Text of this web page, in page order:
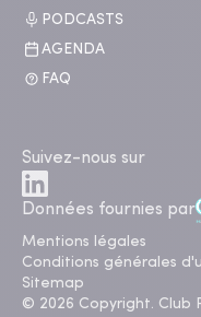
PODCASTS
AGENDA
FAQ
Suivez-nous sur
Données fournies par
Mentions légales
Conditions générales
Sitemap
© 2026 Copyright. Club